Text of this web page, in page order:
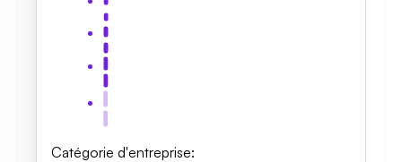
Catégorie d'entreprise: